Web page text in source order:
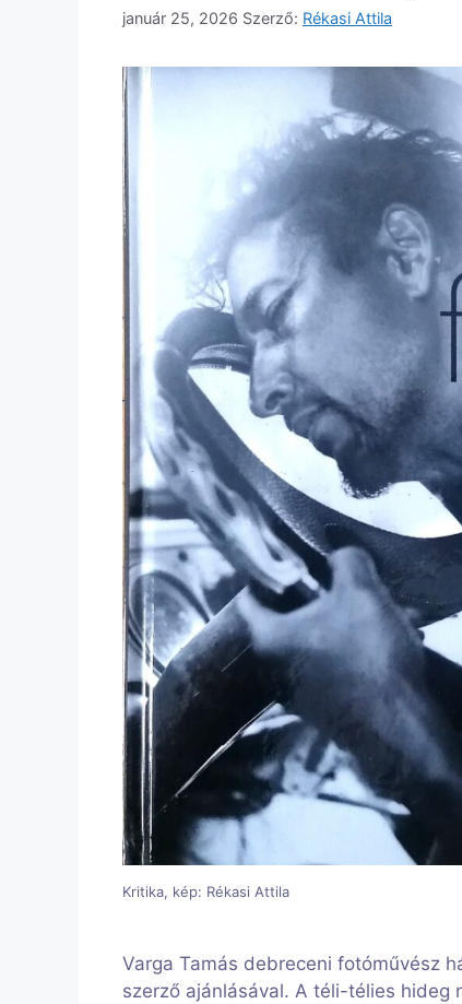
január 25, 2026 Szerző: Rékasi Attila
Kritika, kép: Rékasi Attila
Varga Tamás debreceni fotóművész
szerző ajánlásával. A téli-télies hideg